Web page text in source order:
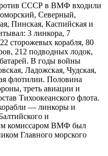
СССР в ВМФ входили
Северный,
Пинская, Каспийская и
3 линкора, 7
сторожевых корабля, 80
212 подводных лодок,
В годы войны
Ладожская, Чудская,
флотилии. Половина
треть авиации и
Тихоокеанского флота.
— линкоры и
и
комиссаром ВМФ был
Главного морского